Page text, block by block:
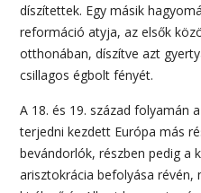
díszítettek. Egy másik
reformáció atyja, az elsők
otthonában, díszítve azt
csillagos égbolt fényét.
A 18. és 19. század folyamán
terjedni kezdett Európa más
bevándorlók, részben pedig a
arisztokrácia befolyása révén,